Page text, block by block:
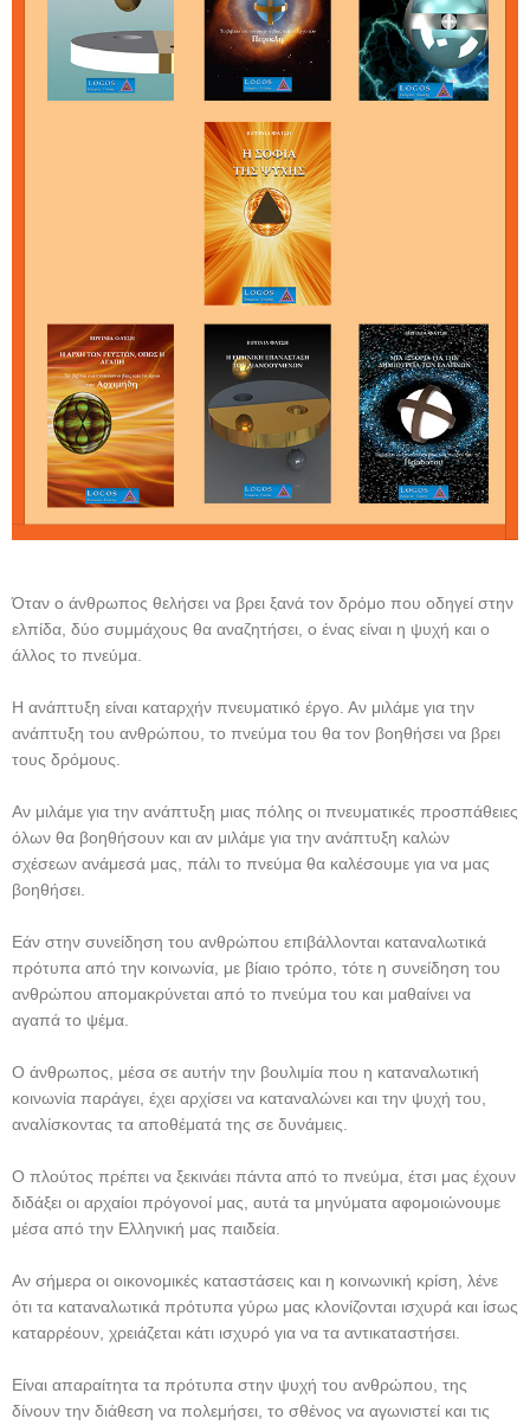
Όταν ο άνθρωπος θελήσει να βρει ξανά τον δρόμο που οδηγεί στην
ελπίδα, δύο συμμάχους θα αναζητήσει, ο ένας είναι η ψυχή και ο
άλλος το πνεύμα.
Η ανάπτυξη είναι καταρχήν πνευματικό έργο. Αν μιλάμε για την
ανάπτυξη του ανθρώπου, το πνεύμα του θα τον βοηθήσει να βρει
τους δρόμους.
Αν μιλάμε για την ανάπτυξη μιας πόλης οι πνευματικές προσπάθειες
όλων θα βοηθήσουν και αν μιλάμε για την ανάπτυξη καλών
σχέσεων ανάμεσά μας, πάλι το πνεύμα θα καλέσουμε για να μας
βοηθήσει.
Εάν στην συνείδηση του ανθρώπου επιβάλλονται καταναλωτικά
πρότυπα από την κοινωνία, με βίαιο τρόπο, τότε η συνείδηση του
ανθρώπου απομακρύνεται από το πνεύμα του και μαθαίνει να
αγαπά το ψέμα.
Ο άνθρωπος, μέσα σε αυτήν την βουλιμία που η καταναλωτική
κοινωνία παράγει, έχει αρχίσει να καταναλώνει και την ψυχή του,
αναλίσκοντας τα αποθέματά της σε δυνάμεις.
Ο πλούτος πρέπει να ξεκινάει πάντα από το πνεύμα, έτσι μας έχουν
διδάξει οι αρχαίοι πρόγονοί μας, αυτά τα μηνύματα αφομοιώνουμε
μέσα από την Ελληνική μας παιδεία.
Αν σήμερα οι οικονομικές καταστάσεις και η κοινωνική κρίση, λένε
ότι τα καταναλωτικά πρότυπα γύρω μας κλονίζονται ισχυρά και ίσως
καταρρέουν, χρειάζεται κάτι ισχυρό για να τα αντικαταστήσει.
Είναι απαραίτητα τα πρότυπα στην ψυχή του ανθρώπου, της
δίνουν την διάθεση να πολεμήσει, το σθένος να αγωνιστεί και τις